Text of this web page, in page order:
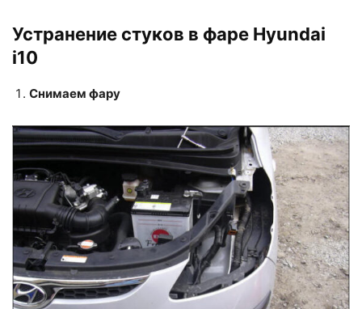
Устранение стуков в фаре Hyundai
i10
Снимаем фару